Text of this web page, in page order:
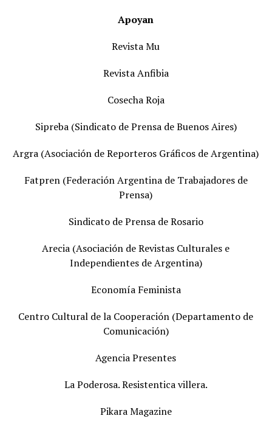
Apoyan
Revista Mu
Revista Anfibia
Cosecha Roja
Sipreba (Sindicato de Prensa de Buenos Aires)
Argra (Asociación de Reporteros Gráficos de Argentina)
Fatpren (Federación Argentina de Trabajadores de
Prensa)
Sindicato de Prensa de Rosario
Arecia (Asociación de Revistas Culturales e
Independientes de Argentina)
Economía Feminista
Centro Cultural de la Cooperación (Departamento de
Comunicación)
Agencia Presentes
La Poderosa. Resistentica villera.
Pikara Magazine